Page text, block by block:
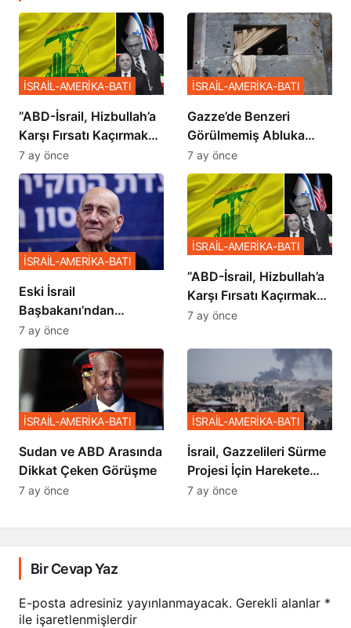
​​​​​​​”ABD-İsrail, Hizbullah’a
Karşı Fırsatı Kaçırmak
İstemiyor”
İSRAİL-AMERİKA-BATI
7 ay önce
​​​​​​​Gazze’de Benzeri
Görülmemiş Abluka
Planı
İSRAİL-AMERİKA-BATI
7 ay önce
Eski İsrail
Başbakanı’ndan
Netanyahu’ya Ağır
Sözler
İSRAİL-AMERİKA-BATI
7 ay önce
​​​​​​​”ABD-İsrail, Hizbullah’a
Karşı Fırsatı Kaçırmak
İstemiyor”
İSRAİL-AMERİKA-BATI
7 ay önce
Sudan ve ABD Arasında
Dikkat Çeken Görüşme
İSRAİL-AMERİKA-BATI
7 ay önce
İsrail, Gazzelileri Sürme
Projesi İçin Harekete
Geçti
İSRAİL-AMERİKA-BATI
7 ay önce
Bir Cevap Yaz
E-posta adresiniz yayınlanmayacak. Gerekli alanlar *
ile işaretlenmişlerdir